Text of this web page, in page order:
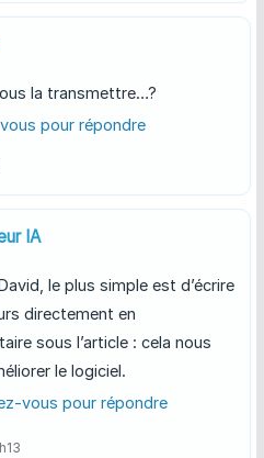
la transmettre…?
pour répondre
IA
le plus simple est d’écrire
directement en
sous l’article : cela nous
le logiciel.
vous pour répondre